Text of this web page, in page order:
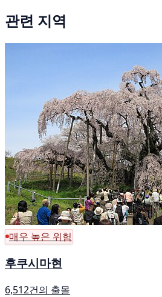
관련 지역
매우 높은 위험
후쿠시마현
6,512건의 출몰